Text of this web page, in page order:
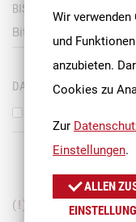
BIST DU 18 JAHRE ALT?
Bitte wählen!
DATENSCHUTZ
(!) Pflichtfelder!
Wir
und
anzubieten.
Cookies zu
Zur
Einstellungen.
ALLEN